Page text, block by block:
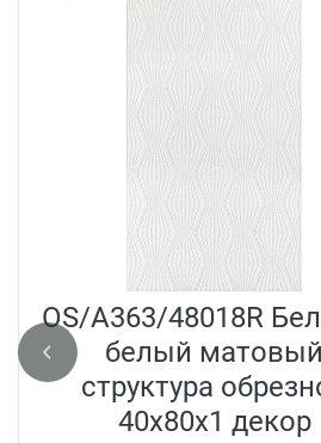
OS/A363/48018R
белый матовый
структура
40x80x1 декор